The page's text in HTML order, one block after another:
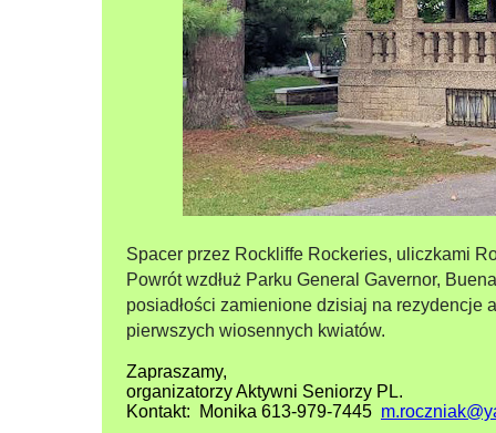
Spacer przez Rockliffe Rockeries, uliczkami
Powrót wzdłuż Parku General Gavernor,
posiadłości zamienione dzisiaj na rezydencje
pierwszych wiosennych kwiatów.
Zapraszamy,
organizatorzy Aktywni Seniorzy PL.
Kontakt: Monika 613-979-7445